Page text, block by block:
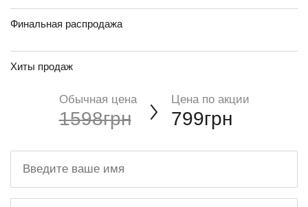
Финальная распродажа
Хиты продаж
Обычная цена
1598грн
Цена по акции
799грн